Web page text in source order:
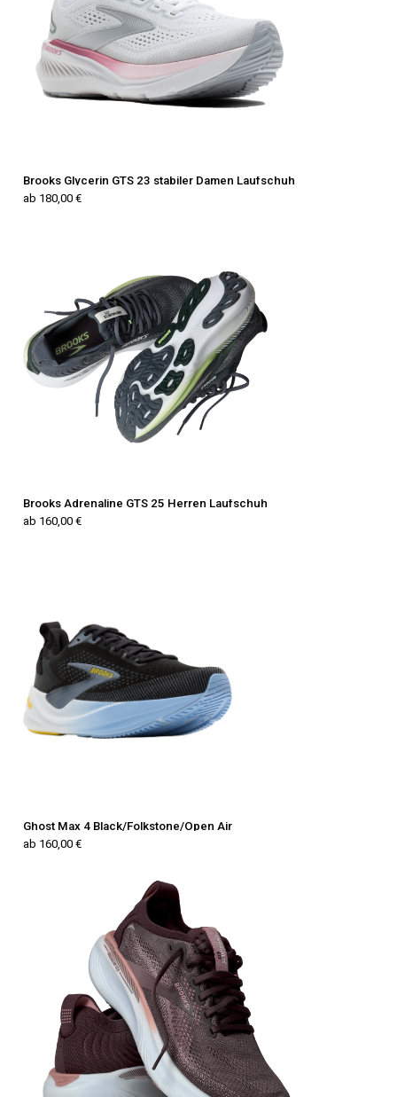
Brooks Glycerin GTS 23 stabiler Damen Laufschuh
ab 180,00 €
Brooks Adrenaline GTS 25 Herren Laufschuh
ab 160,00 €
Ghost Max 4 Black/Folkstone/Open Air
ab 160,00 €